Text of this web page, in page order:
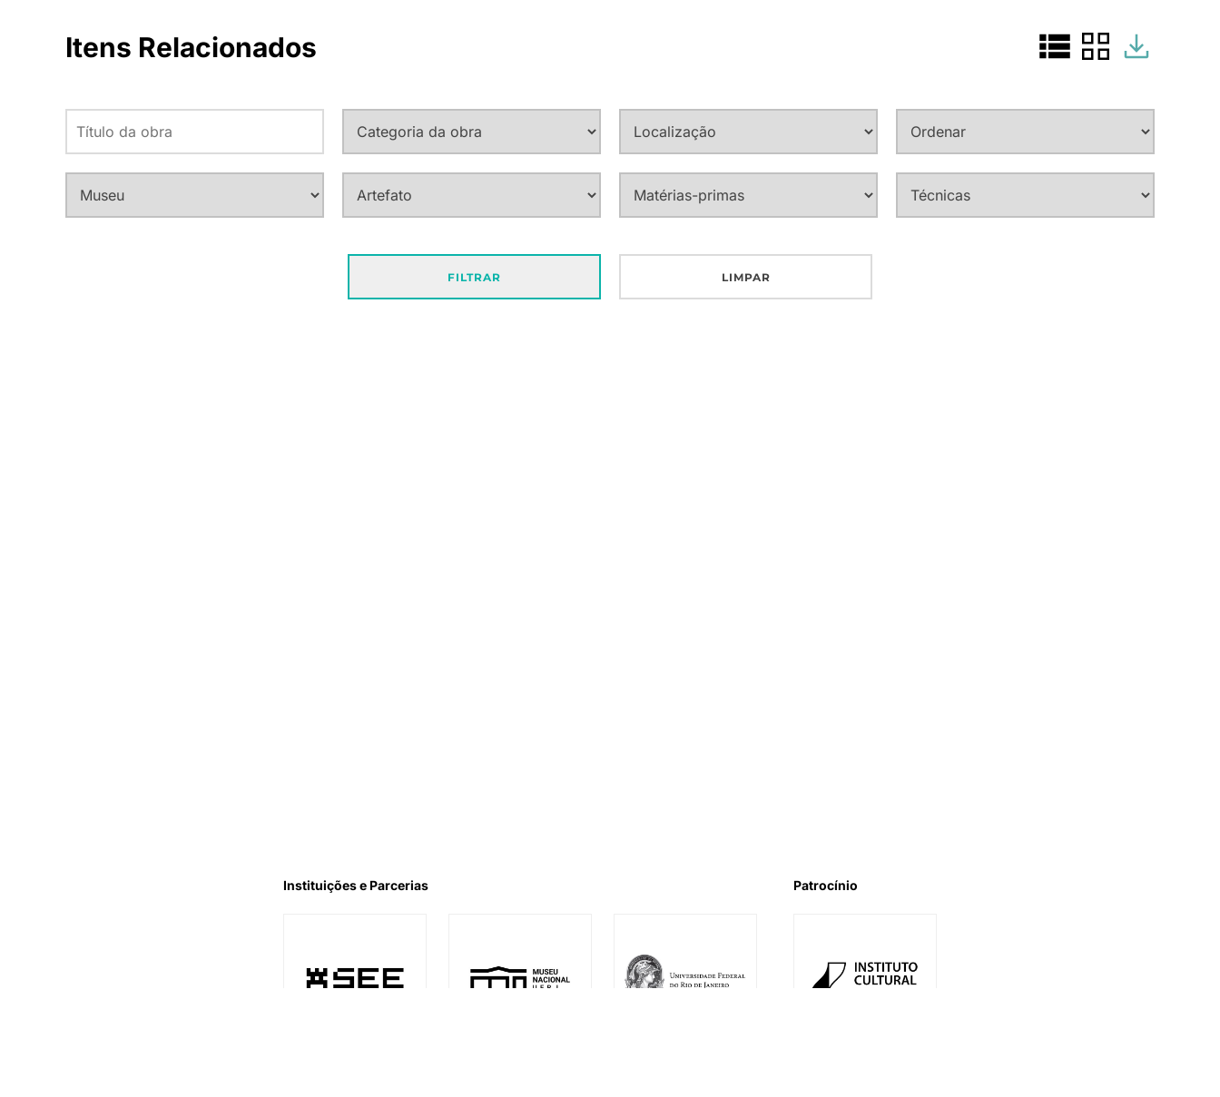
Itens Relacionados
FILTRAR LIMPAR
Instituições e Parcerias Patrocínio